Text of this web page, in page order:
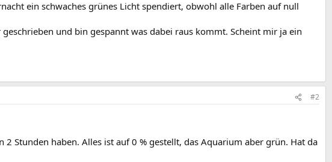
ein schwaches grünes Licht spendiert, obwohl alle Farben auf null
und bin gespannt was dabei raus kommt. Scheint mir ja ein
#2
Stunden haben. Alles ist auf 0 % gestellt, das Aquarium aber grün. Hat da